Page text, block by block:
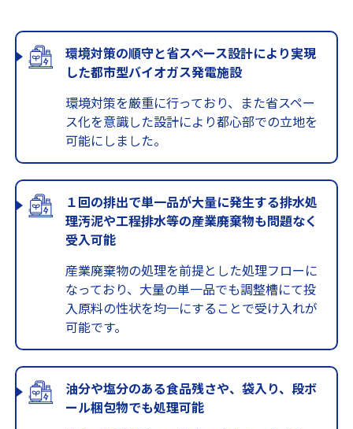
環境対策の順守と省スペース設計により実現
した都市型バイオガス発電施設
環境対策を厳重に行っており、また省スペー
ス化を意識した設計により都心部での立地を
可能にしました。
１回の排出で単一品が大量に発生する排水処
理汚泥や工程排水等の産業廃棄物も問題なく
受入可能
産業廃棄物の処理を前提とした処理フローに
なっており、大量の単一品でも調整槽にて投
入原料の性状を均一にすることで受け入れが
可能です。
油分や塩分のある食品残さや、袋入り、段ボ
ール梱包物でも処理可能